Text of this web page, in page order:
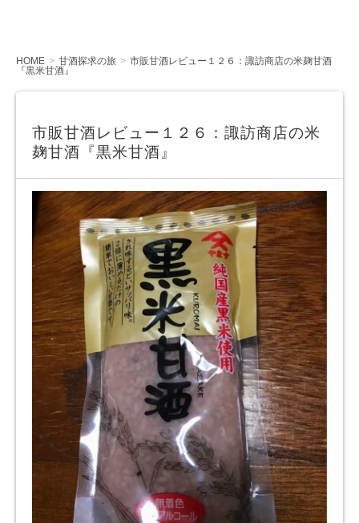
HOME 甘酒探求の旅
市販甘酒レビュー１２６：諏訪商店の米麹甘酒
『黒米甘酒』
市販甘酒レビュー１２６：諏訪商店の米
麹甘酒『黒米甘酒』